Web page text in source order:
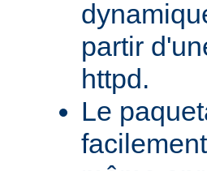
partir
httpd.
Le